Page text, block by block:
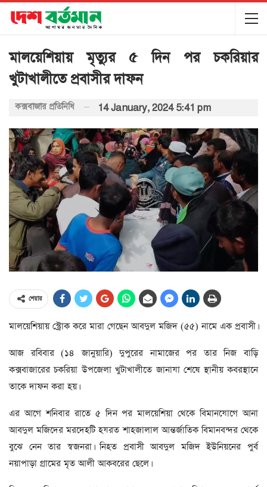
মালয়েশিয়ায় মৃত্যুর ৫ দিন পর চকরিয়ার
খুটাখালীতে প্রবাসীর দাফন
কক্সবাজার প্রতিনিধি 14 January, 2024 5:41 pm
শেয়ার
মালয়েশিয়ায় স্ট্রোক করে মারা গেছেন আবদুল মজিদ (৫৫) নামে এক প্রবাসী।
আজ রবিবার (১৪ জানুয়ারি) দুপুরের নামাজের পর তার নিজ বাড়ি
কক্সবাজারের চকরিয়া উপজেলা খুটাখালীতে জানাযা শেষে স্থানীয় কবরস্থানে
তাকে দাফন করা হয়।
এর আগে শনিবার রাতে ৫ দিন পর মালয়েশিয়া থেকে বিমানযোগে আনা
আবদুল মজিদের মরদেহটি হযরত শাহজালাল আন্তর্জাতিক বিমানবন্দর থেকে
বুঝে নেন তার স্বজনরা। নিহত প্রবাসী আবদুল মজিদ ইউনিয়নের পুর্ব
নয়াপাড়া গ্রামের মৃত আলী আকবরের ছেলে।